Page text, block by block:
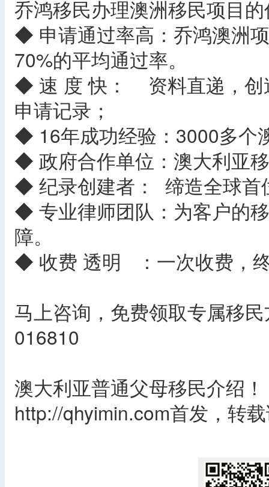
乔鸿移民办理澳洲移民项目
◆ 申请通过率高：乔鸿澳洲
70%的平均通过率。
◆ 速 度 快： 资料直递，创
申请记录；
◆ 16年成功经验：3000多个
◆ 政府合作单位：澳大利亚
◆ 纪录创建者： 缔造全球首
◆ 专业律师团队：为客户的
障。
◆ 收费 透明 ：一次收费，
马上咨询，免费领取专属移
016810
澳大利亚普通父母移民介绍
http://qhyimin.com首发，转